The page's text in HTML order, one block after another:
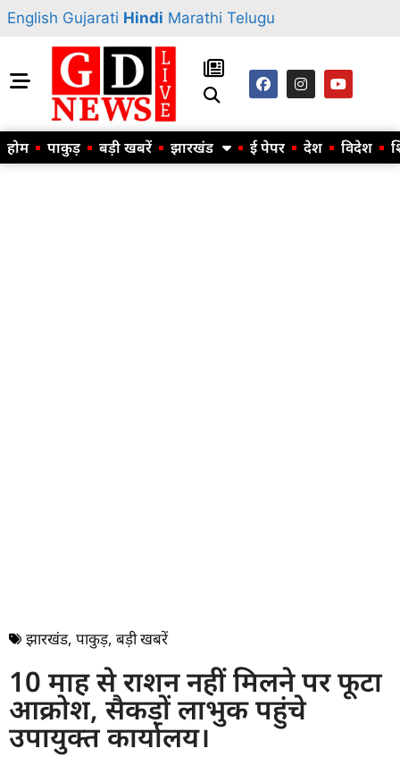
English Gujarati Hindi Marathi Telugu
होम पाकुड़ बड़ी खबरें झारखंड ई पेपर देश विदेश
झारखंड, पाकुड़, बड़ी खबरें
10 माह से राशन नहीं मिलने पर फूटा
आक्रोश, सैकड़ों लाभुक पहुंचे
उपायुक्त कार्यालय।